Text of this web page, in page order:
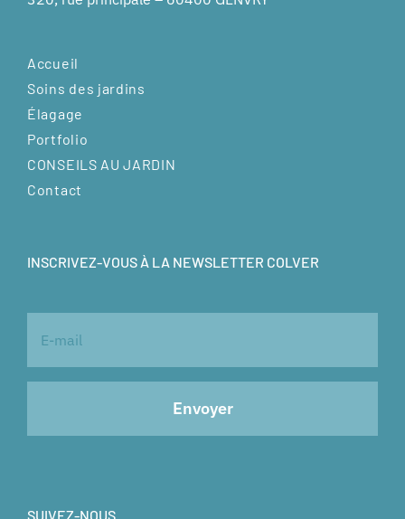
Accueil
Soins des jardins
Élagage
Portfolio
CONSEILS AU JARDIN
Contact
INSCRIVEZ-VOUS À LA NEWSLETTER COLVER
SUIVEZ-NOUS